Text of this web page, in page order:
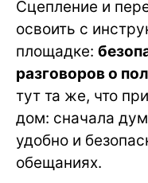
Сцепление и
освоить с
площадке:
разговоров о
тут та же, что
дом: сначала
удобно и
обещаниях.